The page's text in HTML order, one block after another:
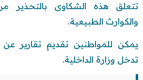
تتعلق هذه الشكاوى بالتحذير
والكوارث الطبيعية.
يمكن للمواطنين تقديم تقارير
تدخل وزارة الداخلية.